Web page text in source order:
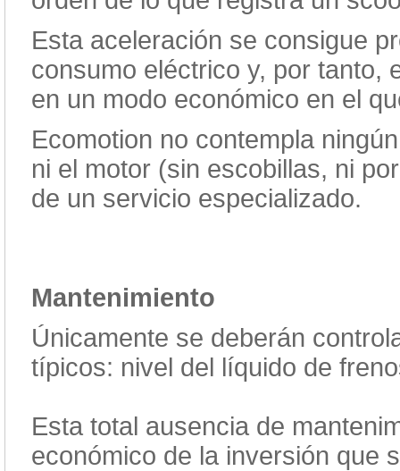
Esta aceleración se consigue
consumo eléctrico y, por tanto,
en un modo económico en el
Ecomotion no contempla
ni el motor (sin escobillas, ni
de un servicio especializado.
Mantenimiento
Únicamente se deberán
típicos: nivel del líquido de
Esta total ausencia de
económico de la inversión que